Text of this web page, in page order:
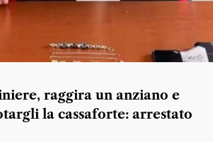
raggira un anziano e
la cassaforte: arrestato